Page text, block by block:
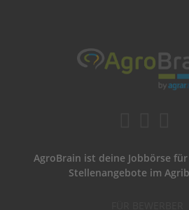
AgroBrain ist deine Jobbörse
Stellenangebote im